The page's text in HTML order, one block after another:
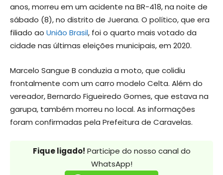
anos, morreu em um acidente na BR-418, na noite de
sábado (8), no distrito de Juerana. O político, que era
filiado ao União Brasil, foi o quarto mais votado da
cidade nas últimas eleições municipais, em 2020.
Marcelo Sangue B conduzia a moto, que colidiu
frontalmente com um carro modelo Celta. Além do
vereador, Bernardo Figueiredo Gomes, que estava na
garupa, também morreu no local. As informações
foram confirmadas pela Prefeitura de Caravelas.
Fique ligado! Participe do nosso canal do
WhatsApp!